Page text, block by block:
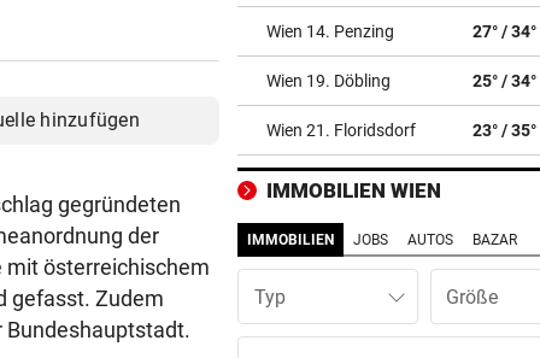
hinzufügen
gegründeten
der
österreichischem
gefasst. Zudem
Bundeshauptstadt.
Weißhaidinger kann an
Leichtathletik-EM
IN BACHBETT GEFANGEN vor
Notruf abgebrochen: Suche
verletztem Wanderer
11-JÄHRIGE MISSBRAUCHT
Vater lockte Vergewaltiger
TikTok in Falle
Wien 14. Penzing 27° / 34°
Wien 19. Döbling 25° / 34°
Wien 21. Floridsdorf 23° / 35°
IMMOBILIEN WIEN
IMMOBILIEN JOBS AUTOS BAZAR
Typ